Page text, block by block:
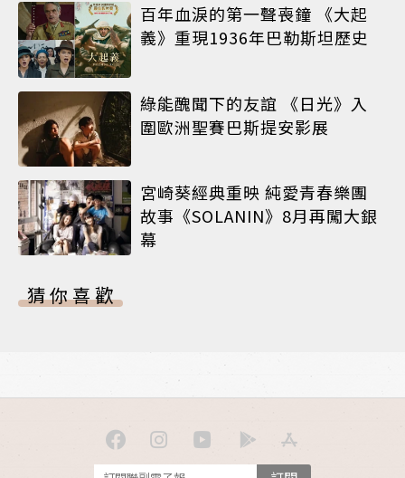
百年血淚的第一聲喪鐘 《大起
義》重現1936年巴勒斯坦歷史
綠能醜聞下的友誼 《日光》入
圍歐洲聖賽巴斯提安影展
宮崎葵經典重映 純愛青春樂團
故事《SOLANIN》8月再闖大銀
幕
猜你喜歡